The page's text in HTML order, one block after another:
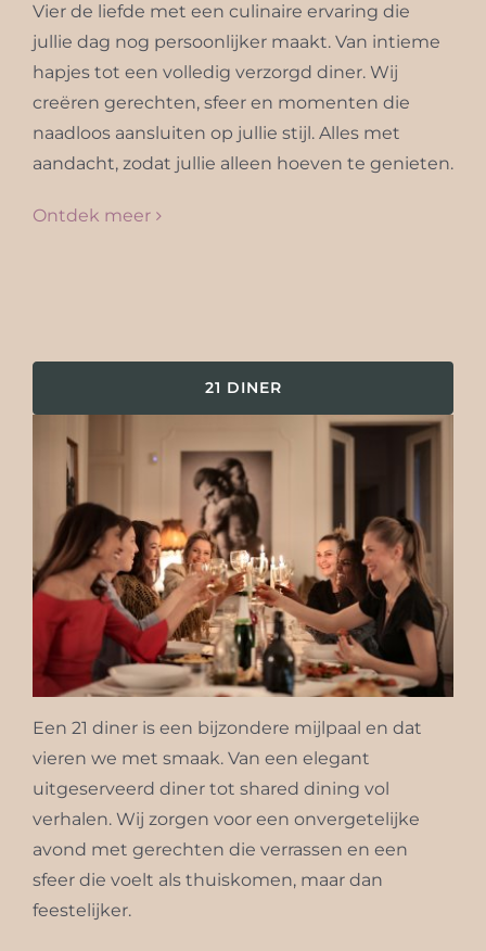
Vier de liefde met een culinaire ervaring die
jullie dag nog persoonlijker maakt. Van intieme
hapjes tot een volledig verzorgd diner. Wij
creëren gerechten, sfeer en momenten die
naadloos aansluiten op jullie stijl. Alles met
aandacht, zodat jullie alleen hoeven te genieten.
Ontdek meer
21 DINER
Een 21 diner is een bijzondere mijlpaal en dat
vieren we met smaak. Van een elegant
uitgeserveerd diner tot shared dining vol
verhalen. Wij zorgen voor een onvergetelijke
avond met gerechten die verrassen en een
sfeer die voelt als thuiskomen, maar dan
feestelijker.